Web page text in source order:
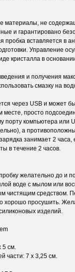
материалы, не
и гарантировано
вставляется в
Управление
кристалла в
и получения
смазку на
через USB и может
месте, просто
порту компьютера или
а
занимает 2 часа,
в течение 2 часов.
желательно до и
воде с мылом или
чистящим средством.
хорошо просушить.
изделий.
5 см.
части: 7 х 3,25 см.